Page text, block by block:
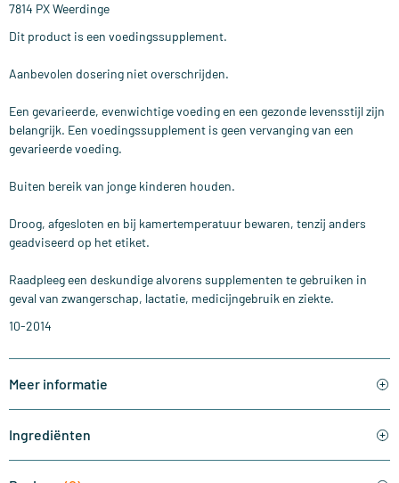
7814 PX Weerdinge
Dit product is een voedingssupplement.
Aanbevolen dosering niet overschrijden.
Een gevarieerde, evenwichtige voeding en een gezonde levensstijl zijn
belangrijk. Een voedingssupplement is geen vervanging van een
gevarieerde voeding.
Buiten bereik van jonge kinderen houden.
Droog, afgesloten en bij kamertemperatuur bewaren, tenzij anders
geadviseerd op het etiket.
Raadpleeg een deskundige alvorens supplementen te gebruiken in
geval van zwangerschap, lactatie, medicijngebruik en ziekte.
10-2014
Meer informatie
Ingrediënten